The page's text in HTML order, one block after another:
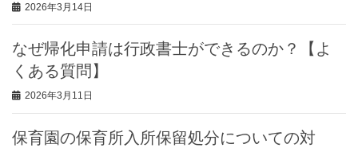
2026年3月14日
なぜ帰化申請は行政書士ができるのか？【よ
くある質問】
2026年3月11日
保育園の保育所入所保留処分についての対